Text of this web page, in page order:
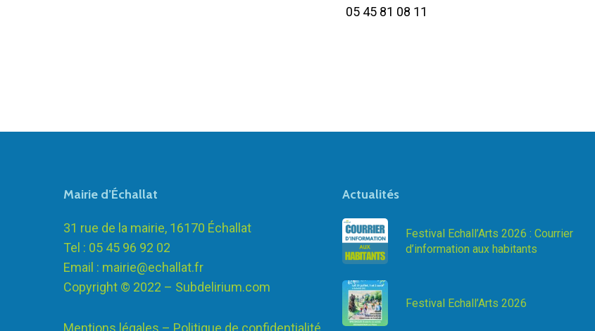
05 45 81 08 11
Mairie d’Échallat
31 rue de la mairie, 16170 Échallat
Tel : 05 45 96 92 02
Email : mairie@echallat.fr
Copyright © 2022 – Subdelirium.com
Mentions légales – Politique de confidentialité
Actualités
Festival Echall’Arts 2026 : Courrier
d’information aux habitants
Festival Echall’Arts 2026